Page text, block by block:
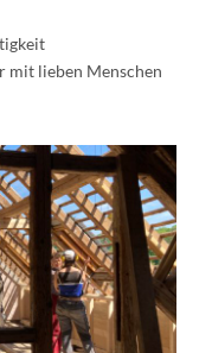
mit lieben Menschen